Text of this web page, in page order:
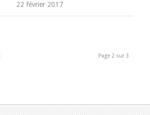
22 février 2017
Page 2 sur 3